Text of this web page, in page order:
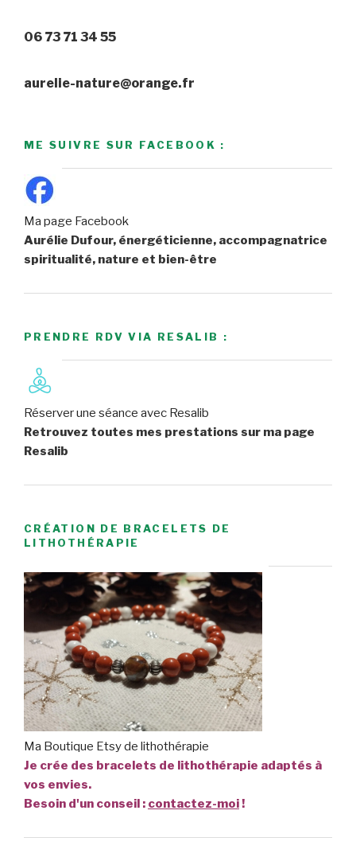
06 73 71 34 55
aurelie-nature@orange.fr
ME SUIVRE SUR FACEBOOK :
Ma page Facebook
Aurélie Dufour, énergéticienne, accompagnatrice
spiritualité, nature et bien-être
PRENDRE RDV VIA RESALIB :
Réserver une séance avec Resalib
Retrouvez toutes mes prestations sur ma page
Resalib
CRÉATION DE BRACELETS DE
LITHOTHÉRAPIE
Ma Boutique Etsy de lithothérapie
Je crée des bracelets de lithothérapie adaptés à
vos envies.
Besoin d'un conseil : contactez-moi!